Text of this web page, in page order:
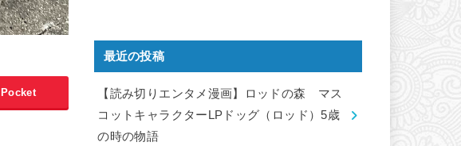
Pocket
最近の投稿
【読み切りエンタメ漫画】ロッドの森 マス
コットキャラクターLPドッグ（ロッド）5歳
の時の物語